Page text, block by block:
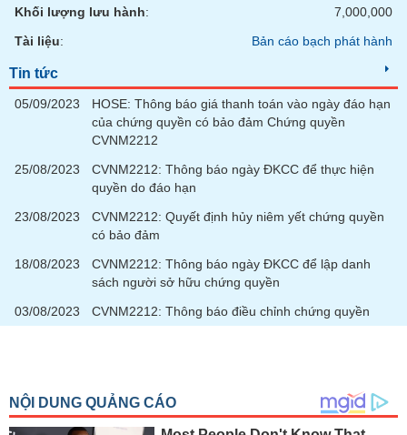
Khối lượng lưu hành:
7,000,000
Tài liệu: Bản cáo bạch phát hành
Tin tức
05/09/2023
HOSE: Thông báo giá thanh toán vào ngày đáo hạn
của chứng quyền có bảo đảm Chứng quyền
CVNM2212
25/08/2023
CVNM2212: Thông báo ngày ĐKCC để thực hiện
quyền do đáo hạn
23/08/2023
CVNM2212: Quyết định hủy niêm yết chứng quyền
có bảo đảm
18/08/2023
CVNM2212: Thông báo ngày ĐKCC để lập danh
sách người sở hữu chứng quyền
03/08/2023
CVNM2212: Thông báo điều chỉnh chứng quyền
Báo
cáo
phân
(-)
vụ
tạo
Sách
tài